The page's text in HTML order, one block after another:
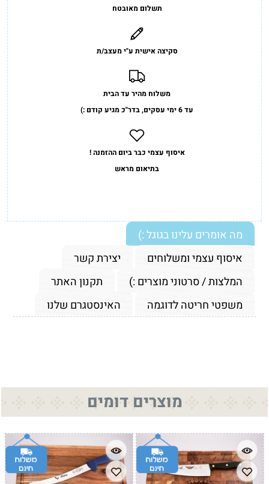
תשלום מאובטח
סקיצה אישית ע"י מעצב/ת
משלוח מהיר עד הבית
עד 6 ימי עסקים, בדר"כ מגיע קודם :)
איסוף עצמי כבר ביום ההזמנה !
בתיאום מראש
מה אומרים עלינו בגוגל :)
איסוף עצמי ומשלוחים
יצירת קשר
המלצות / סרטוני מוצרים :)
תקנון האתר
משפטי חריטה לדוגמה
האינסטגרם שלנו
מוצרים דומים